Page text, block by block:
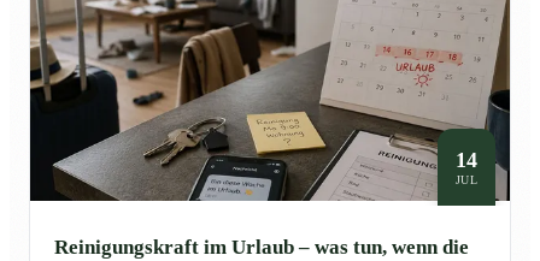
14
JUL
Reinigungskraft im Urlaub – was tun, wenn die